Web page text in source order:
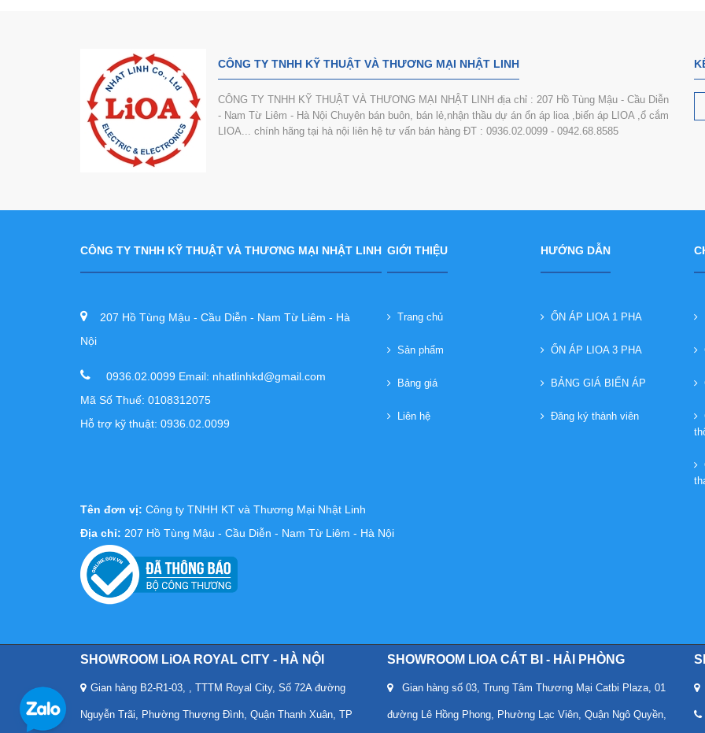
CÔNG TY TNHH KỸ THUẬT VÀ THƯƠNG MẠI NHẬT LINH
CÔNG TY TNHH KỸ THUẬT VÀ THƯƠNG MẠI NHẬT LINH địa chỉ : 207 Hồ Tùng Mậu - Cầu Diễn
- Nam Từ Liêm - Hà Nội Chuyên bán buôn, bán lẻ,nhận thầu dự án ổn áp lioa ,biến áp LIOA ,ổ cắm
LIOA... chính hãng tại hà nội liên hệ tư vấn bán hàng ĐT : 0936.02.0099 - 0942.68.8585
CÔNG TY TNHH KỸ THUẬT VÀ THƯƠNG MẠI NHẬT LINH
207 Hồ Tùng Mậu - Cầu Diễn - Nam Từ Liêm - Hà
Nội
0936.02.0099 Email: nhatlinhkd@gmail.com
Mã Số Thuế: 0108312075
Hỗ trợ kỹ thuật: 0936.02.0099
GIỚI THIỆU
Trang chủ
Sản phẩm
Bảng giá
Liên hệ
HƯỚNG DẪN
ỔN ÁP LIOA 1 PHA
ỔN ÁP LIOA 3 PHA
BẢNG GIÁ BIẾN ÁP
Đăng ký thành viên
Tên đơn vị: Công ty TNHH KT và Thương Mại Nhật Linh
Địa chỉ: 207 Hồ Tùng Mậu - Cầu Diễn - Nam Từ Liêm - Hà Nội
SHOWROOM LiOA ROYAL CITY - HÀ NỘI
Gian hàng B2-R1-03, , TTTM Royal City, Số 72A đường
Nguyễn Trãi, Phường Thượng Đình, Quận Thanh Xuân, TP
SHOWROOM LIOA CÁT BI - HẢI PHÒNG
Gian hàng số 03, Trung Tâm Thương Mại Catbi Plaza, 01
đường Lê Hồng Phong, Phường Lạc Viên, Quận Ngô Quyền,